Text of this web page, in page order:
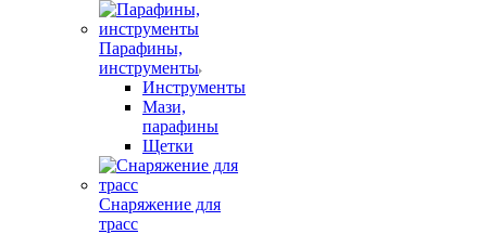
Парафины,
инструменты
Инструменты
Мази,
парафины
Щетки
Снаряжение для
трасс